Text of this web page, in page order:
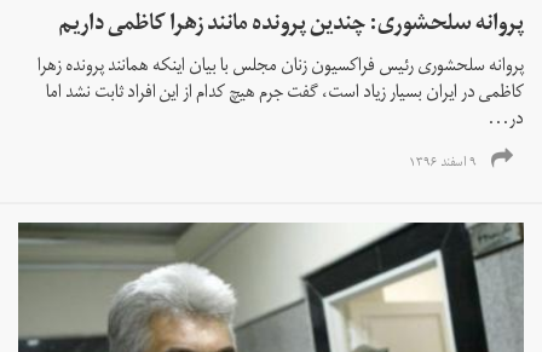
پروانه سلحشوری: چندین پرونده مانند زهرا کاظمی‌ داریم
پروانه سلحشوری رئیس فراکسیون زنان مجلس با بیان اینکه همانند پرونده زهرا
کاظمی در ایران بسیار زیاد است، گفت جرم هیچ کدام از این افراد ثابت نشد اما
در...
۹ اسفند ۱۳۹۶